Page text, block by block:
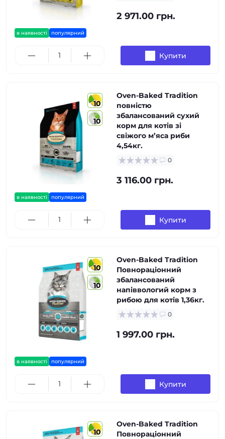
в наявності популярний
2 971.00 грн.
Купити
10
10
в наявності популярний
Oven-Baked Tradition
повністю
збалансований сухий
корм для котів зі
свіжого м’яса риби
4,54кг.
0
3 116.00 грн.
Купити
10
10
в наявності популярний
Oven-Baked Tradition
Повнораціонний
збалансований
напіввологий корм з
рибою для котів 1,36кг.
0
1 997.00 грн.
Купити
10
Oven-Baked Tradition
Повнораціонний